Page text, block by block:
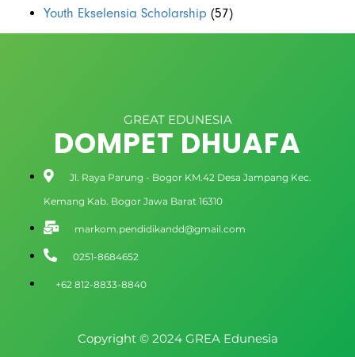
Youth Ekselensia Scholarship (57)
GREAT EDUNESIA
DOMPET DHUAFA
Jl. Raya Parung - Bogor KM.42 Desa Jampang Kec.
Kemang Kab. Bogor Jawa Barat 16310
markom.pendidikandd@gmail.com
0251-8684652
+62 812-8833-8840
Copyright © 2024 GREA Edunesia